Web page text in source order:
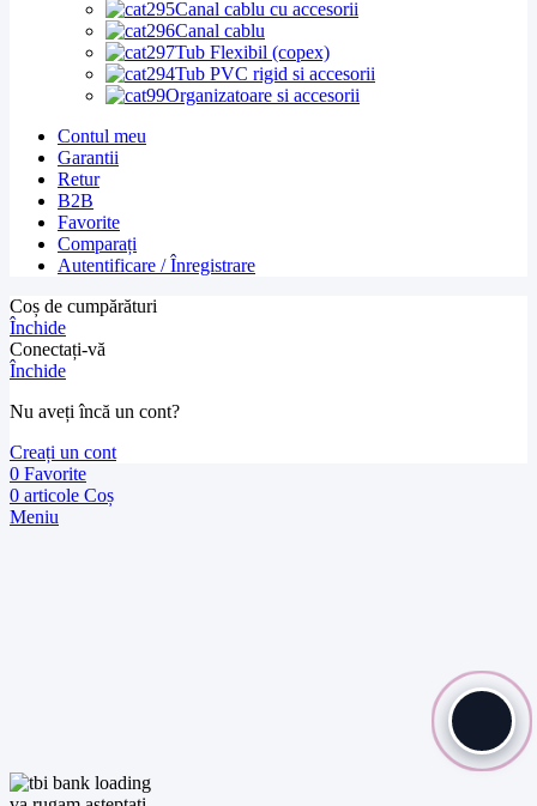
Canal cablu cu accesorii
Canal cablu
Tub Flexibil (copex)
Tub PVC rigid si accesorii
Organizatoare si accesorii
Contul meu
Garantii
Retur
B2B
Favorite
Comparați
Autentificare / Înregistrare
Coș de cumpărături
Închide
Conectați-vă
Închide
Nu aveți încă un cont?
Creați un cont
0 Favorite
0 articole Coș
Meniu